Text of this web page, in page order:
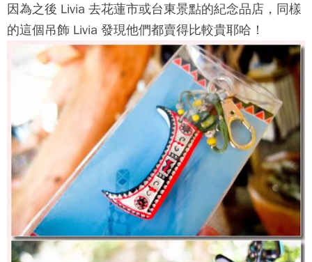
因為之後 Livia 去花蓮市或台東景點的紀念品店，同樣
的這個吊飾 Livia 發現他們都賣得比較貴耶哈！